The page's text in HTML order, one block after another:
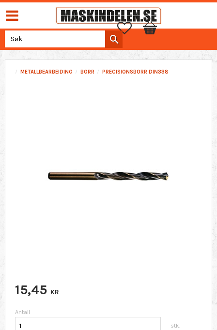
Favoritter
Handlekurv
METALLBEARBEIDING BORR PRECISIONSBORR DIN338
15,45 KR
Antall
stk.